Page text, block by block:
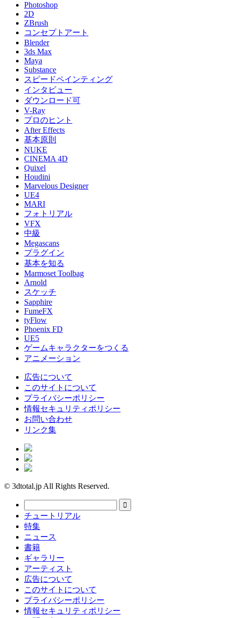
Photoshop
2D
ZBrush
コンセプトアート
Blender
3ds Max
Maya
Substance
スピードペインティング
インタビュー
ダウンロード可
V-Ray
プロのヒント
After Effects
基本原則
NUKE
CINEMA 4D
Quixel
Houdini
Marvelous Designer
UE4
MARI
フォトリアル
VFX
中級
Megascans
プラグイン
基本を知る
Marmoset Toolbag
Arnold
スケッチ
Sapphire
FumeFX
tyFlow
Phoenix FD
UE5
ゲームキャラクターをつくる
アニメーション
広告について
このサイトについて
プライバシーポリシー
情報セキュリティポリシー
お問い合わせ
リンク集
© 3dtotal.jp All Rights Reserved.
チュートリアル
特集
ニュース
書籍
ギャラリー
アーティスト
広告について
このサイトについて
プライバシーポリシー
情報セキュリティポリシー